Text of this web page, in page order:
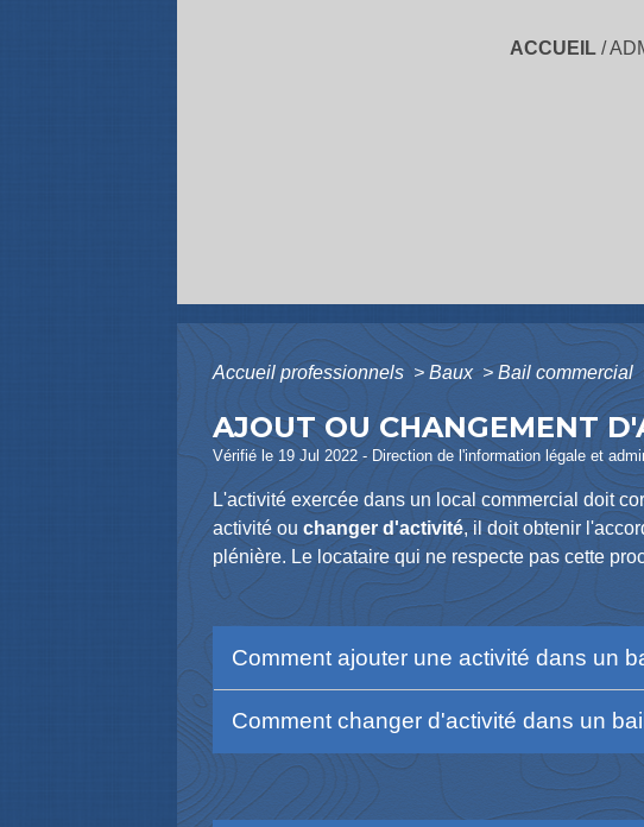
ACCUEIL/
Accueil professionnels> Baux> Bail commercial
AJOUT OU CHANGEMENT
Vérifié le 19 Jul 2022 - Direction de l'information légale et
L'activité exercée dans un local commercial doit
activité ouchangerd'activité, il doit obtenir
plénière. Le locataire qui ne respecte pas cette
Comment ajouter une activité dans un
Comment changer d'activité dans un